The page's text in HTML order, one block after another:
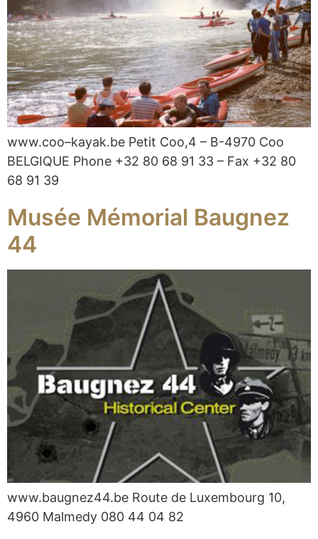
www.coo–kayak.be Petit Coo,4 – B-4970 Coo
BELGIQUE Phone +32 80 68 91 33 – Fax +32 80
68 91 39
Musée Mémorial Baugnez
44
www.baugnez44.be Route de Luxembourg 10,
4960 Malmedy 080 44 04 82